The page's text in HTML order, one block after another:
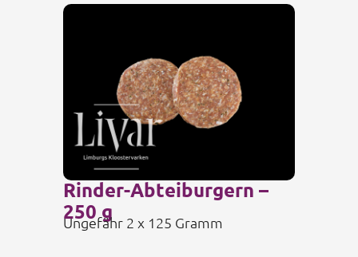
Rinder-Abteiburgern –
250 g
Ungefähr 2 x 125 Gramm